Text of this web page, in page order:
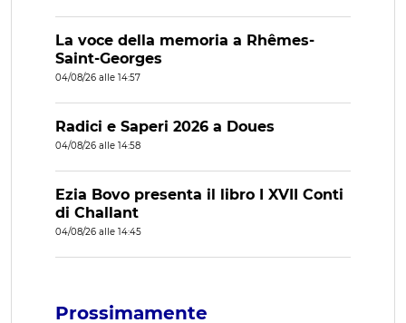
La voce della memoria a Rhêmes-
Saint-Georges
04/08/26 alle 14:57
Radici e Saperi 2026 a Doues
04/08/26 alle 14:58
Ezia Bovo presenta il libro I XVII Conti
di Challant
04/08/26 alle 14:45
Prossimamente